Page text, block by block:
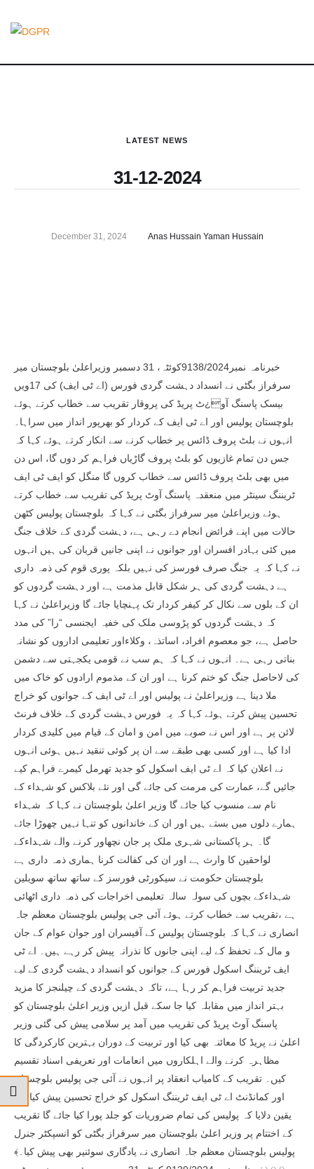
LATEST NEWS
31-12-2024
December 31, 2024 Anas Hussain Yaman Hussain
خبرنامہ نمبر9138/2024کوئٹہ، 31 دسمبر وزیراعلیٰ بلوچستان میر
سرفراز بگٹی نے انسداد دہشت گردی فورس (اے ٹی ایف) کی 17ویں
بیسک پاسنگ آو¿ٹ پریڈ کی پروقار تقریب سے خطاب کرتے ہوئے
بلوچستان پولیس اور اے ٹی ایف کے کردار کو بھرپور انداز میں سراہا۔
انہوں نے بلٹ پروف ڈائس پر خطاب کرنے سے انکار کرتے ہوئے کہا کہ
جس دن تمام غازیوں کو بلٹ پروف گاڑیاں فراہم کر دوں گا، اس دن
میں بھی بلٹ پروف ڈائس سے خطاب کروں گا منگل کو ایف ٹی ایف
ٹریننگ سینٹر میں منعقدہ پاسنگ آوٹ پریڈ کی تقریب سے خطاب کرتے
ہوئے وزیراعلیٰ میر سرفراز بگٹی نے کہا کہ بلوچستان پولیس کٹھن
حالات میں اپنے فرائض انجام دے رہی ہے، دہشت گردی کے خلاف جنگ
میں کئی بہادر افسران اور جوانوں نے اپنی جانیں قربان کی ہیں انہوں
نے کہا کہ یہ جنگ صرف فورسز کی نہیں بلکہ پوری قوم کی ذمہ داری
ہے دہشت گردی کی ہر شکل قابل مذمت ہے اور دہشت گردوں کو
ان کے بلوں سے نکال کر کیفر کردار تک پہنچایا جائے گا وزیراعلیٰ نے کہا
کہ دہشت گردوں کو پڑوسی ملک کی خفیہ ایجنسی “را” کی مدد
حاصل ہے، جو معصوم افراد، اساتذہ، وکلاءاور تعلیمی اداروں کو نشانہ
بناتی رہی ہے۔ انہوں نے کہا کہ ہم سب نے قومی یکجہتی سے دشمن
کی لاحاصل جنگ کو ختم کرنا ہے اور ان کے مذموم ارادوں کو خاک میں
ملا دینا ہے وزیراعلیٰ نے پولیس اور اے ٹی ایف کے جوانوں کو خراج
تحسین پیش کرتے ہوئے کہا کہ یہ فورس دہشت گردی کے خلاف فرنٹ
لائن پر ہے اور اس نے صوبے میں امن و امان کے قیام میں کلیدی کردار
ادا کیا ہے اور کسی بھی طبقے سے ان پر کوئی تنقید نہیں ہوئی انہوں
نے اعلان کیا کہ اے ٹی ایف اسکول کو جدید تھرمل کیمرے فراہم کیے
جائیں گے، عمارت کی مرمت کی جائے گی اور نئے بلاکس کو شہداء کے
نام سے منسوب کیا جائے گا وزیر اعلیٰ بلوچستان نے کہا کہ شہداء
ہمارے دلوں میں بستے ہیں اور ان کے خاندانوں کو تنہا نہیں چھوڑا جائے
گا۔ ہر پاکستانی شہری ملک پر جان نچھاور کرنے والے شہداءکے
لواحقین کا وارث ہے اور ان کی کفالت کرنا ہماری ذمہ داری ہے
بلوچستان حکومت نے سیکورٹی فورسز کے ساتھ ساتھ سویلین
شہداءکے بچوں کی سولہ سالہ تعلیمی اخراجات کی ذمہ داری اٹھائی
ہے ،تقریب سے خطاب کرتے ہوئے آئی جی پولیس بلوچستان معظم جاہ
انصاری نے کہا کہ بلوچستان پولیس کے آفیسران اور جوان عوام کے جان
و مال کے تحفظ کے لیے اپنی جانوں کا نذرانہ پیش کر رہے ہیں۔ اے ٹی
ایف ٹریننگ اسکول فورس کے جوانوں کو انسداد دہشت گردی کے لیے
جدید تربیت فراہم کر رہا ہے، تاکہ دہشت گردی کے چیلنجز کا مزید
بہتر انداز میں مقابلہ کیا جا سکے قبل ازیں وزیر اعلیٰ بلوچستان کو
پاسنگ آوٹ پریڈ کی تقریب میں آمد پر سلامی پیش کی گئی وزیر
اعلیٰ نے پریڈ کا معائنہ بھی کیا اور تربیت کے دوران بہترین کارکردگی کا
مظاہرہ کرنے والے اہلکاروں میں انعامات اور تعریفی اسناد تقسیم
کیں۔ تقریب کے کامیاب انعقاد پر انہوں نے آئی جی پولیس بلوچستان
اور کمانڈنٹ اے ٹی ایف ٹریننگ اسکول کو خراج تحسین پیش کیا اور
یقین دلایا کہ پولیس کی تمام ضروریات کو جلد پورا کیا جائے گا تقریب
کے اختتام پر وزیر اعلیٰ بلوچستان میر سرفراز بگٹی کو انسپکٹر جنرل
پولیس بلوچستان معظم جاہ انصاری نے یادگاری سوئنیر بھی پیش کیا۔﴾